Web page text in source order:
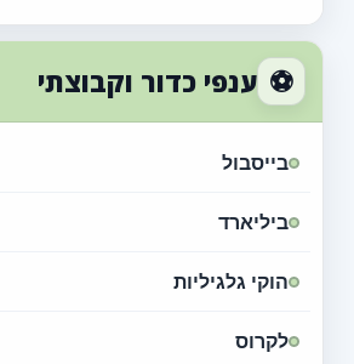
⚽ ענפי כדור וקבוצתי
בייסבול
ביליארד
הוקי גלגיליות
לקרוס